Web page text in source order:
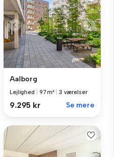
Aalborg
Lejlighed 97 m² 3 værelser
9.295 kr Se mere